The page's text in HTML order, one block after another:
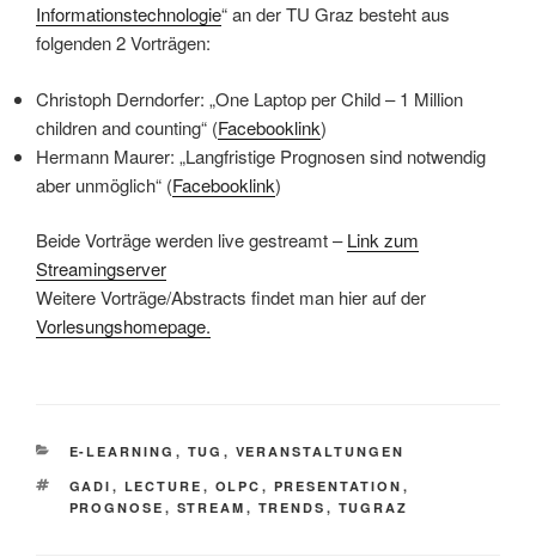
Informationstechnologie“ an der TU Graz besteht aus
folgenden 2 Vorträgen:
Christoph Derndorfer: „One Laptop per Child – 1 Million
children and counting“ (Facebooklink)
Hermann Maurer: „Langfristige Prognosen sind notwendig
aber unmöglich“ (Facebooklink)
Beide Vorträge werden live gestreamt –Link zum
Streamingserver
Weitere Vorträge/Abstracts findet man hier auf der
Vorlesungshomepage.
KATEGORIEN
E-LEARNING , TUG , VERANSTALTUNGEN
SCHLAGWÖRTER
GADI , LECTURE , OLPC , PRESENTATION ,
PROGNOSE , STREAM , TRENDS , TUGRAZ